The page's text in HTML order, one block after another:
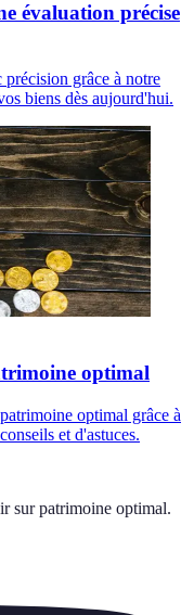
évaluation précise
grâce à notre
biens dès aujourd'hui.
optimal
optimal grâce à
et d'astuces.
sur patrimoine optimal.